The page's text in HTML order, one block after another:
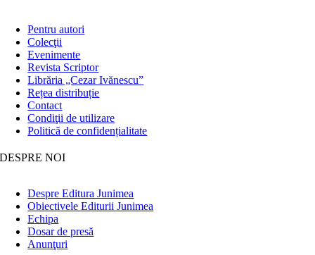
Pentru autori
Colecţii
Evenimente
Revista Scriptor
Librăria „Cezar Ivănescu”
Rețea distribuție
Contact
Condiţii de utilizare
Politică de confidențialitate
DESPRE NOI
Despre Editura Junimea
Obiectivele Editurii Junimea
Echipa
Dosar de presă
Anunţuri